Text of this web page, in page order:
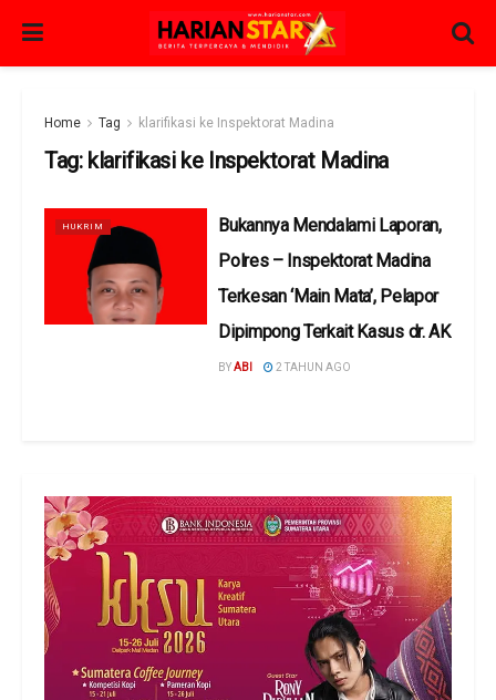
Home Tag klarifikasi ke Inspektorat Madina
Tag: klarifikasi ke Inspektorat Madina
HUKRIM
Bukannya Mendalami Laporan,
Polres – Inspektorat Madina
Terkesan ‘Main Mata’, Pelapor
Dipimpong Terkait Kasus dr. AK
BYABI 2 TAHUN AGO